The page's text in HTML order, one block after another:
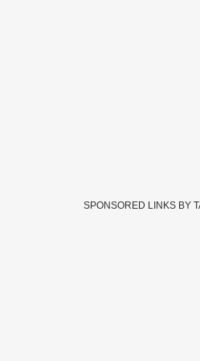
SPONSORED LINKS BY